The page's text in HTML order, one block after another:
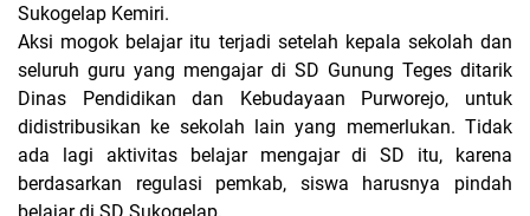
Sukogelap Kemiri.
Aksi mogok belajar itu terjadi setelah kepala sekolah dan
seluruh guru yang mengajar di SD Gunung Teges ditarik
Dinas Pendidikan dan Kebudayaan Purworejo, untuk
didistribusikan ke sekolah lain yang memerlukan. Tidak
ada lagi aktivitas belajar mengajar di SD itu, karena
berdasarkan regulasi pemkab, siswa harusnya pindah
belajar di SD Sukogelap.